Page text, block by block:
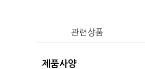
관련상품
제품사양